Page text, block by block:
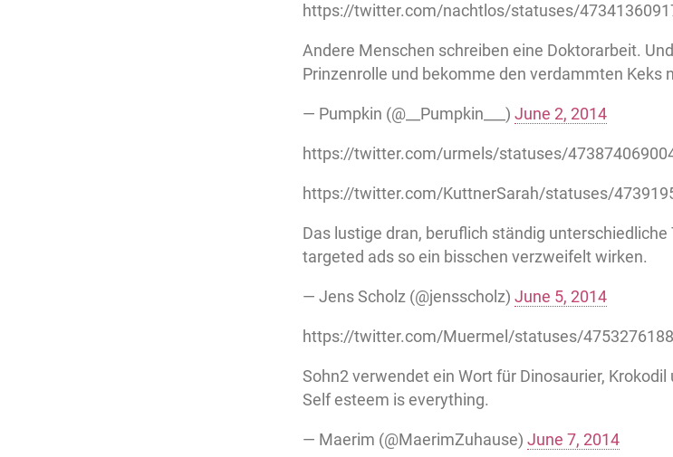
https://twitter.com/nachtlos/statuses/
Andere Menschen schreiben eine Doktorarbeit.
Prinzenrolle und bekomme den verdammten Keks
— Pumpkin (@__Pumpkin___) June 2, 2014
https://twitter.com/urmels/statuses/
https://twitter.com/KuttnerSarah/statuses/
Das lustige dran, beruflich ständig
targeted ads so ein bisschen verzweifelt wirken.
— Jens Scholz (@jensscholz) June 5, 2014
https://twitter.com/Muermel/statuses/
Sohn2 verwendet ein Wort für Dinosaurier,
Self esteem is everything.
— Maerim (@MaerimZuhause) June 7, 2014